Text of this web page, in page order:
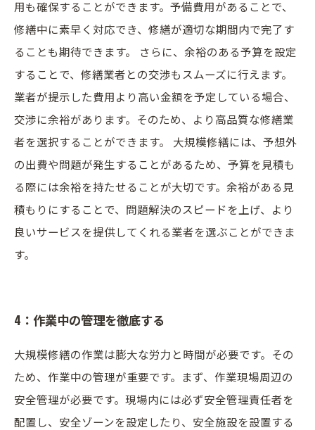
用も確保することができます。予備費用があることで、
修繕中に素早く対応でき、修繕が適切な期間内で完了す
ることも期待できます。 さらに、余裕のある予算を設定
することで、修繕業者との交渉もスムーズに行えます。
業者が提示した費用より高い金額を予定している場合、
交渉に余裕があります。そのため、より高品質な修繕業
者を選択することができます。 大規模修繕には、予想外
の出費や問題が発生することがあるため、予算を見積も
る際には余裕を持たせることが大切です。余裕がある見
積もりにすることで、問題解決のスピードを上げ、より
良いサービスを提供してくれる業者を選ぶことができま
す。
4：作業中の管理を徹底する
大規模修繕の作業は膨大な労力と時間が必要です。その
ため、作業中の管理が重要です。まず、作業現場周辺の
安全管理が必要です。現場内には必ず安全管理責任者を
配置し、安全ゾーンを設定したり、安全施設を設置する